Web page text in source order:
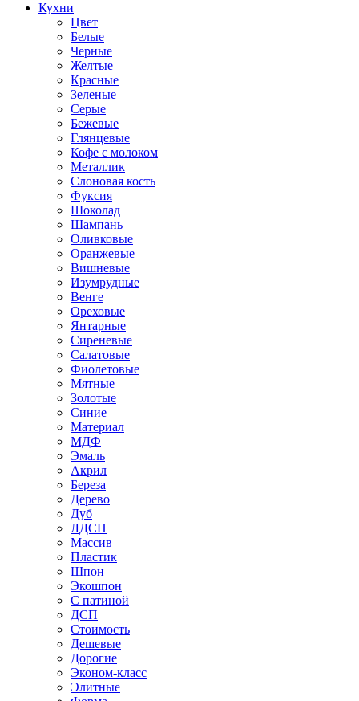
Кухни
Цвет
Белые
Черные
Желтые
Красные
Зеленые
Серые
Бежевые
Глянцевые
Кофе с молоком
Металлик
Слоновая кость
Фуксия
Шоколад
Шампань
Оливковые
Оранжевые
Вишневые
Изумрудные
Венге
Ореховые
Янтарные
Сиреневые
Салатовые
Фиолетовые
Мятные
Золотые
Синие
Материал
МДФ
Эмаль
Акрил
Береза
Дерево
Дуб
ЛДСП
Массив
Пластик
Шпон
Экошпон
С патиной
ДСП
Стоимость
Дешевые
Дорогие
Эконом-класс
Элитные